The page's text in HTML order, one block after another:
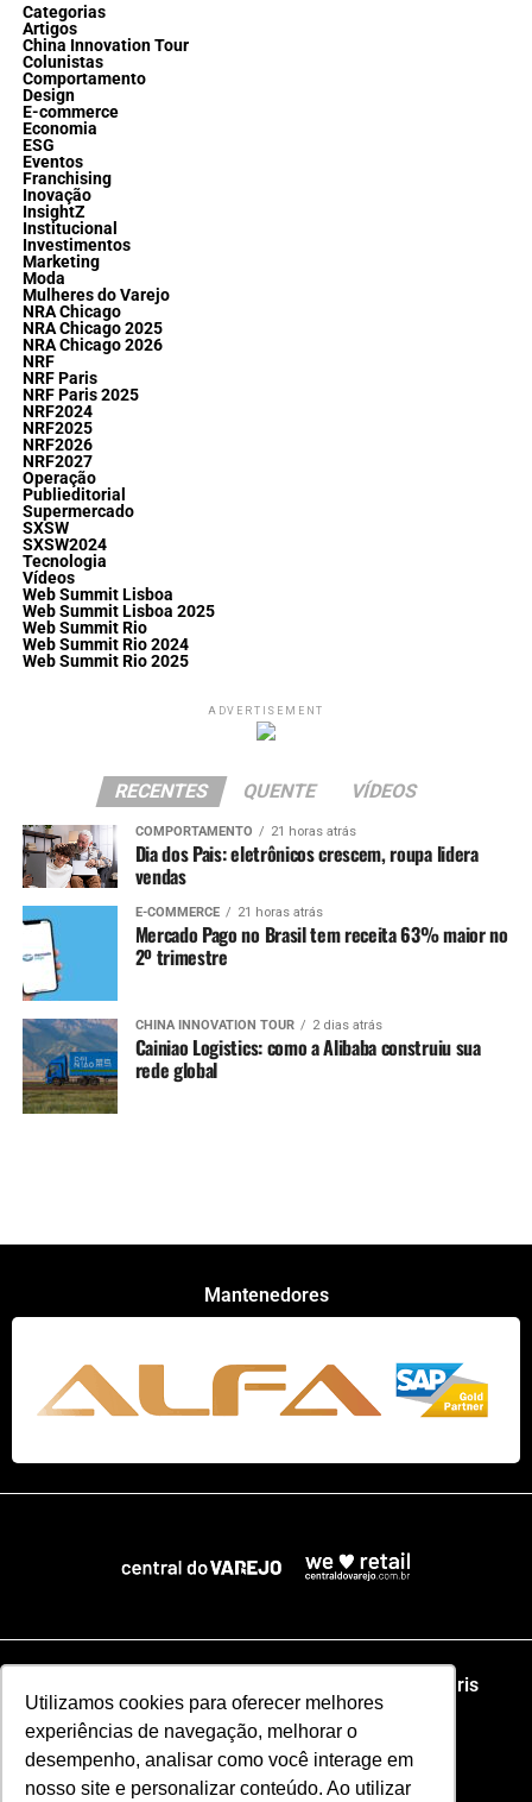
Utilizamos cookies para oferecer melhores
experiências de navegação, melhorar o
desempenho, analisar como você interage em
nosso site e personalizar conteúdo. Ao utilizar
Categorias
Artigos
China Innovation Tour
Colunistas
Comportamento
Design
E-commerce
Economia
ESG
Eventos
Franchising
Inovação
InsightZ
Institucional
Investimentos
Marketing
Moda
Mulheres do Varejo
NRA Chicago
NRA Chicago 2025
NRA Chicago 2026
NRF
NRF Paris
NRF Paris 2025
NRF2024
NRF2025
NRF2026
NRF2027
Operação
Publieditorial
Supermercado
SXSW
SXSW2024
Tecnologia
Vídeos
Web Summit Lisboa
Web Summit Lisboa 2025
Web Summit Rio
Web Summit Rio 2024
Web Summit Rio 2025
ADVERTISEMENT
RECENTES QUENTE VÍDEOS
COMPORTAMENTO 21 horas atrás
Dia dos Pais: eletrônicos crescem, roupa lidera
vendas
E-COMMERCE 21 horas atrás
Mercado Pago no Brasil tem receita 63% maior no
2º trimestre
CHINA INNOVATION TOUR 2 dias atrás
Cainiao Logistics: como a Alibaba construiu sua
rede global
Mantenedores
NRF Paris
Web Summit Lisboa Web Summit Rio
Especial NRF2026